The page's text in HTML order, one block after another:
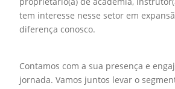
tem interesse nesse setor em
diferença conosco.
Contamos com a sua presença e
jornada. Vamos juntos levar o